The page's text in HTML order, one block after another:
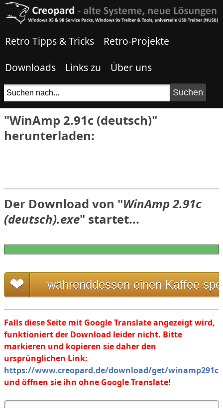
Retro Tipps & Tricks
Retro-Projekte
Downloads
Links zu Über uns
"WinAmp 2.91c (deutsch)"
herunterladen:
Der Download von "WinAmp 2.91c
(deutsch).exe" startet...
währenddessen einen Kaffee
Falls diese Seite mit Google Translate angezeigt wird,
funktioniert der Download leider nicht. Bitte
markieren und kopieren sie daher den
ursprünglichen Link:
https://www.creopard.de/download/get/
und öffnen sie ihn ohne Google Translate!